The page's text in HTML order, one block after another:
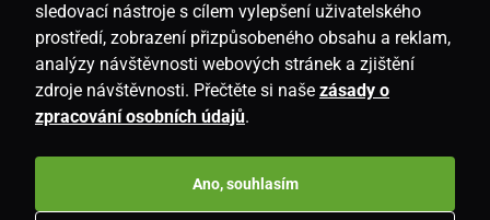
sledovací nástroje s cílem vylepšení uživatelského
prostředí, zobrazení přizpůsobeného obsahu a reklam,
analýzy návštěvnosti webových stránek a zjištění
zdroje návštěvnosti. Přečtěte si naše zásady o
zpracování osobních údajů.
Ano, souhlasím